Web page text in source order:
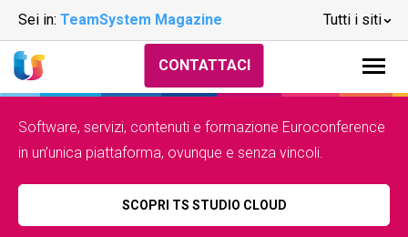
Sei in: TeamSystem Magazine Tutti i siti
CONTATTACI
Software, servizi, contenuti e formazione Euroconference
in un’unica piattaforma, ovunque e senza vincoli.
SCOPRI TS STUDIO CLOUD